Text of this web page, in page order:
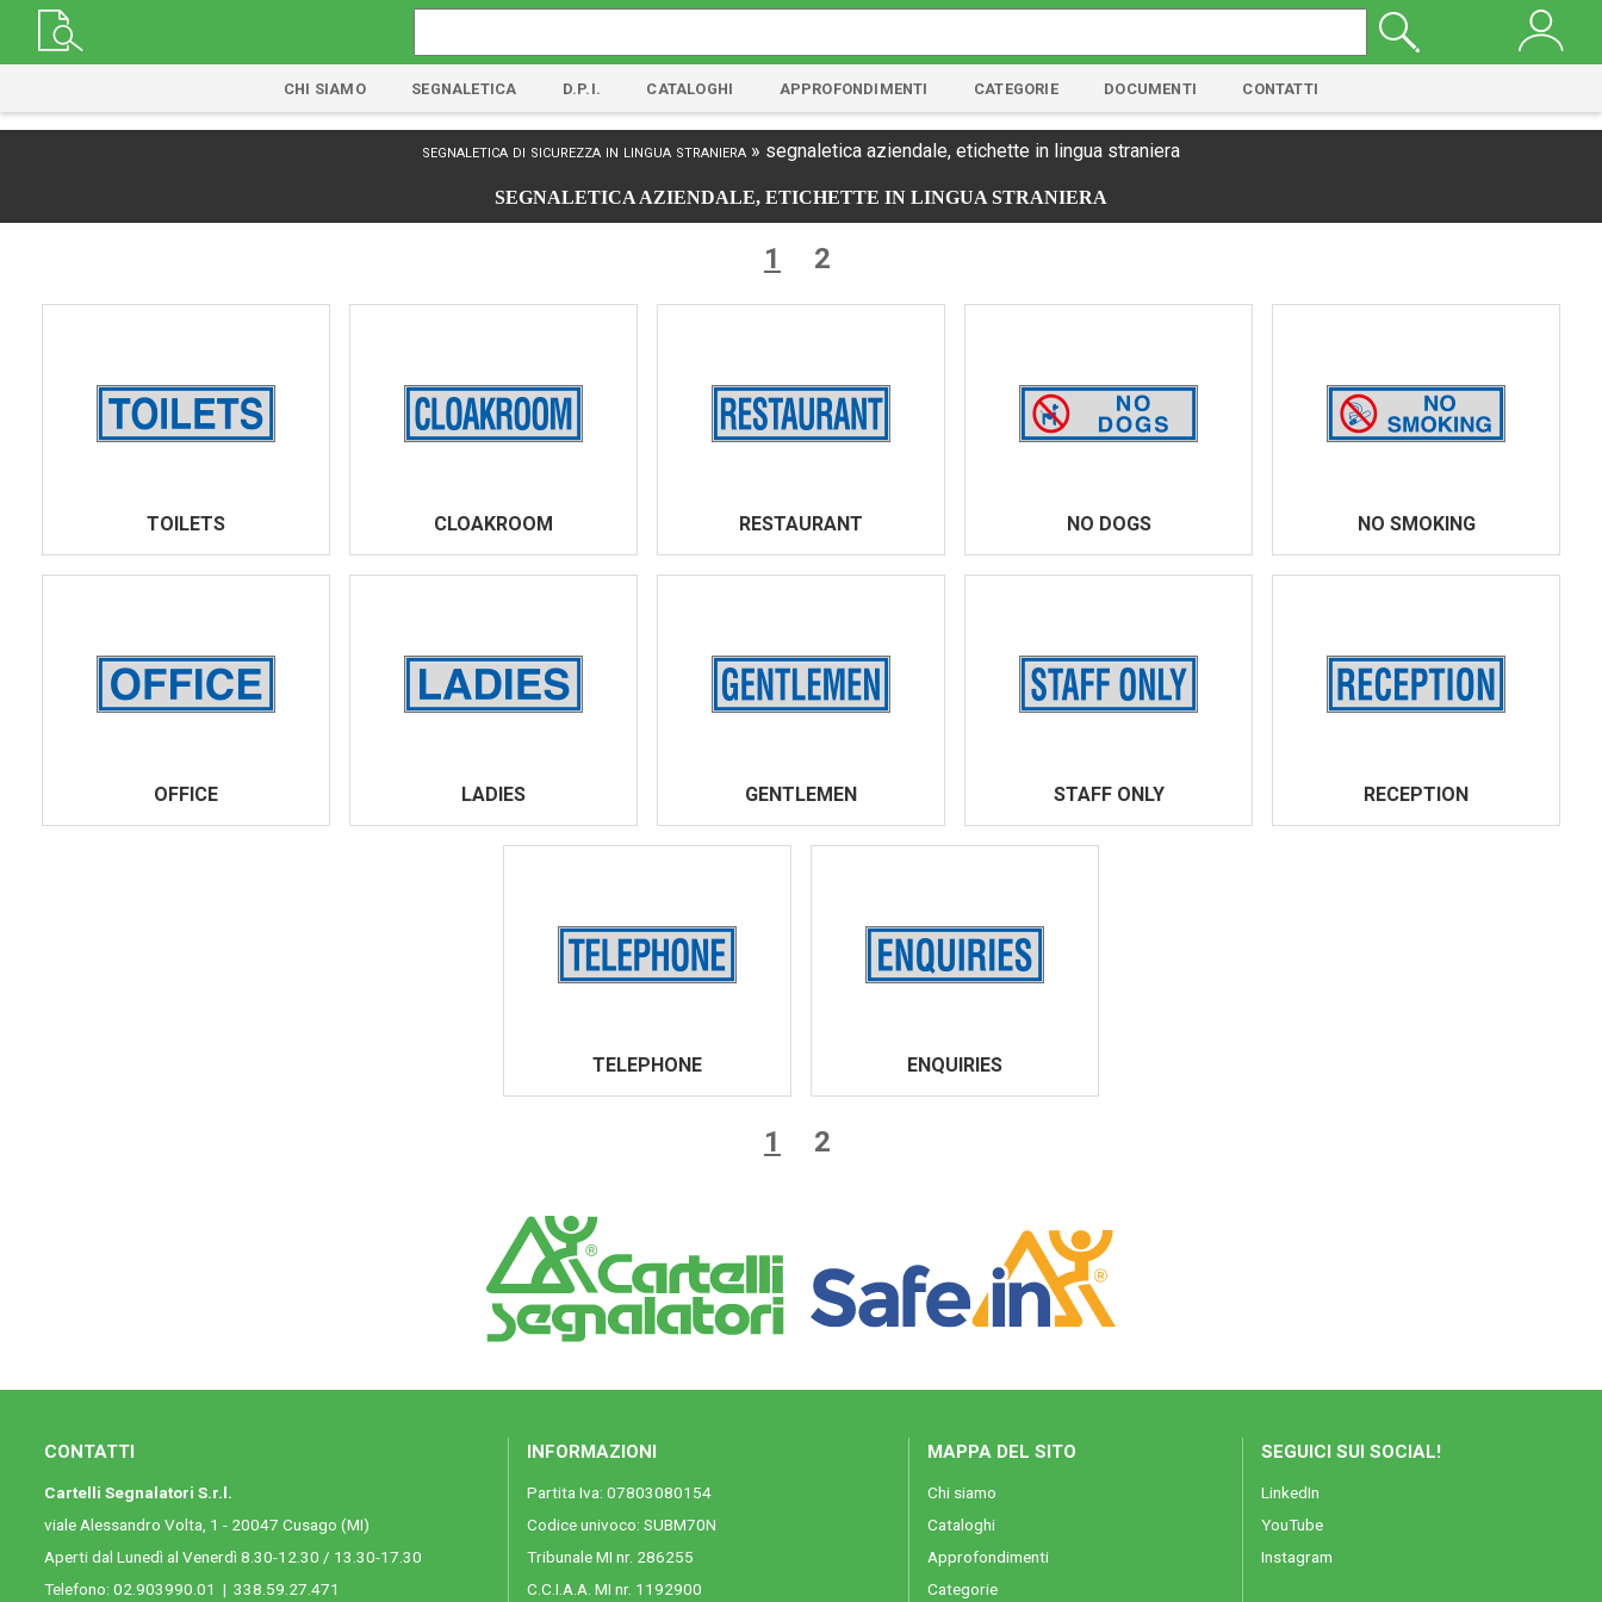
CHI SIAMO SEGNALETICA D.P.I. CATALOGHI APPROFONDIMENTI CATEGORIE DOCUMENTI CONTATTI
segnaletica di sicurezza in lingua straniera » segnaletica aziendale, etichette in lingua straniera
SEGNALETICA AZIENDALE, ETICHETTE IN LINGUA STRANIERA
1 2
TOILETS CLOAKROOM RESTAURANT NO DOGS NO SMOKING
OFFICE LADIES GENTLEMEN STAFF ONLY RECEPTION
TELEPHONE ENQUIRIES
1 2
CONTATTI
Cartelli Segnalatori S.r.l.
viale Alessandro Volta, 1 - 20047 Cusago (MI)
Aperti dal Lunedì al Venerdì 8.30-12.30 / 13.30-17.30
Telefono: 02.903990.01 | 338.59.27.471
INFORMAZIONI
Partita Iva: 07803080154
Codice univoco: SUBM70N
Tribunale MI nr. 286255
C.C.I.A.A. MI nr. 1192900
MAPPA DEL SITO
Chi siamo
Cataloghi
Approfondimenti
Categorie
SEGUICI SUI SOCIAL!
LinkedIn
YouTube
Instagram